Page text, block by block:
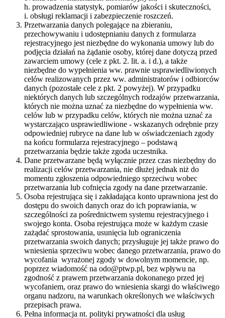
h. prowadzenia statystyk, pomiarów jakości i skuteczności,
i. obsługi reklamacji i zabezpieczenie roszczeń.
Przetwarzania danych polegające na zbieraniu,
przechowywaniu i udostępnianiu danych z formularza
rejestracyjnego jest niezbędne do wykonania umowy lub do
podjęcia działań na żądanie osoby, której dane dotyczą przed
zawarciem umowy (cele z pkt. 2. lit. a. i d.), a także
niezbędne do wypełnienia ww. prawnie usprawiedliwionych
celów realizowanych przez ww. administratorów i odbiorców
danych (pozostałe cele z pkt. 2 powyżej). W przypadku
niektórych danych lub szczególnych rodzajów przetwarzania,
których nie można uznać za niezbędne do wypełnienia ww.
celów lub w przypadku celów, których nie można uznać za
wystarczająco usprawiedliwione - wskazanych odrębnie przy
odpowiedniej rubryce na dane lub w oświadczeniach zgody
na końcu formularza rejestracyjnego – podstawą
przetwarzania będzie także zgoda uczestnika.
Dane przetwarzane będą wyłącznie przez czas niezbędny do
realizacji celów przetwarzania, nie dłużej jednak niż do
momentu zgłoszenia odpowiedniego sprzeciwu wobec
przetwarzania lub cofnięcia zgody na dane przetwarzanie.
Osoba rejestrująca się i zakładająca konto uprawniona jest do
dostępu do swoich danych oraz do ich poprawiania, w
szczególności za pośrednictwem systemu rejestracyjnego i
swojego konta. Osoba rejestrująca może w każdym czasie
zażądać sprostowania, usunięcia lub ograniczenia
przetwarzania swoich danych; przysługuje jej także prawo do
wniesienia sprzeciwu wobec danego przetwarzania, prawo do
wycofania wyrażonej zgody w dowolnym momencie, np.
poprzez wiadomość na odo@ptwp.pl, bez wpływu na
zgodność z prawem przetwarzania dokonanego przed jej
wycofaniem, oraz prawo do wniesienia skargi do właściwego
organu nadzoru, na warunkach określonych we właściwych
przepisach prawa.
Pełna informacja nt. polityki prywatności dla usług